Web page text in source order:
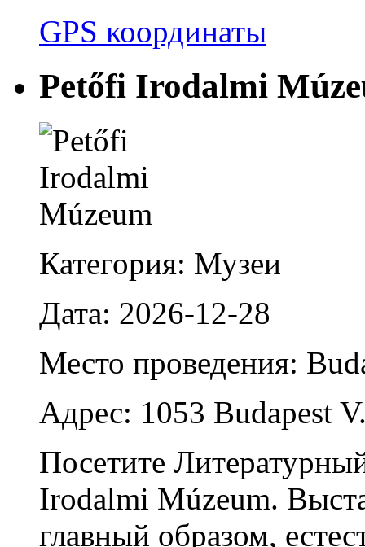
GPS координаты
Petőfi Irodalmi
Категория: Музеи
Дата: 2026-12-28
Место проведения:
Адрес: 1053 Budapest
Посетите
Irodalmi Múzeum.
главный образом,